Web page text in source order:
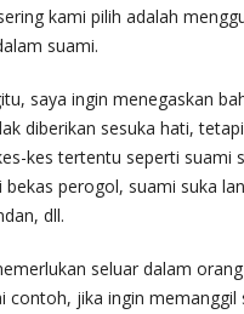
kami pilih adalah
suami.
saya ingin menegaskan
diberikan sesuka hati, tetapi
kes tertentu seperti suami
bekas perogol, suami suka
dll.
seluar dalam
contoh, jika ingin memanggil